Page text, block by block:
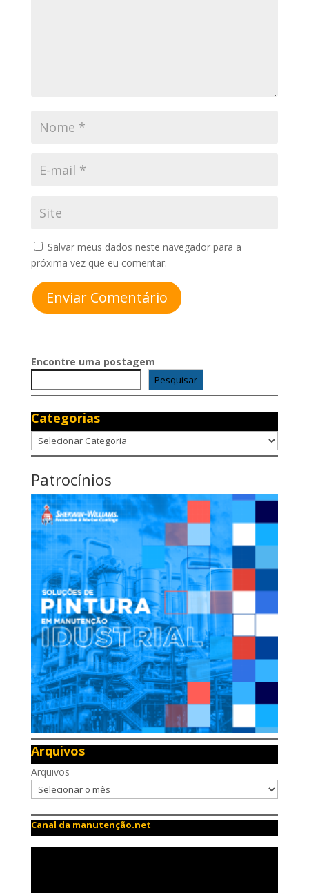
Salvar meus dados neste navegador para a
próxima vez que eu comentar.
Enviar Comentário
Encontre uma postagem
Pesquisar
Categorias
Categorias
Patrocínios
Arquivos
Arquivos
Canal da manutenção.net